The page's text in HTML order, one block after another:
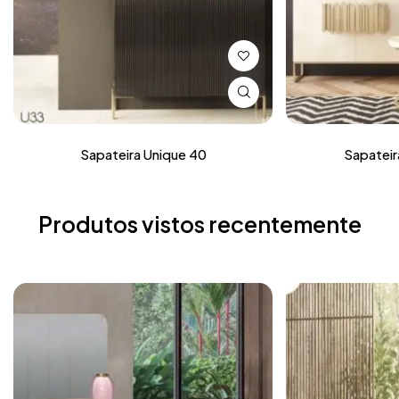
Sapateira Unique 40
Produtos vistos recentemente